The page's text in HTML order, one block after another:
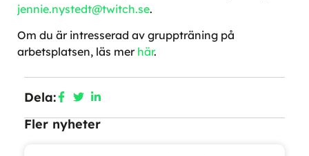
jennie.nystedt@twitch.se.
Om du är intresserad av gruppträning på
arbetsplatsen, läs mer här.
Dela:
Fler nyheter